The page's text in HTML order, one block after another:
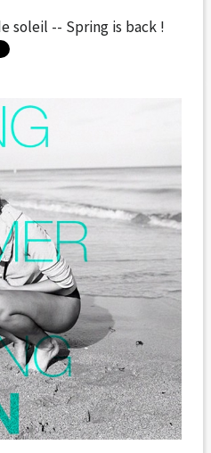
soleil -- Spring is back !